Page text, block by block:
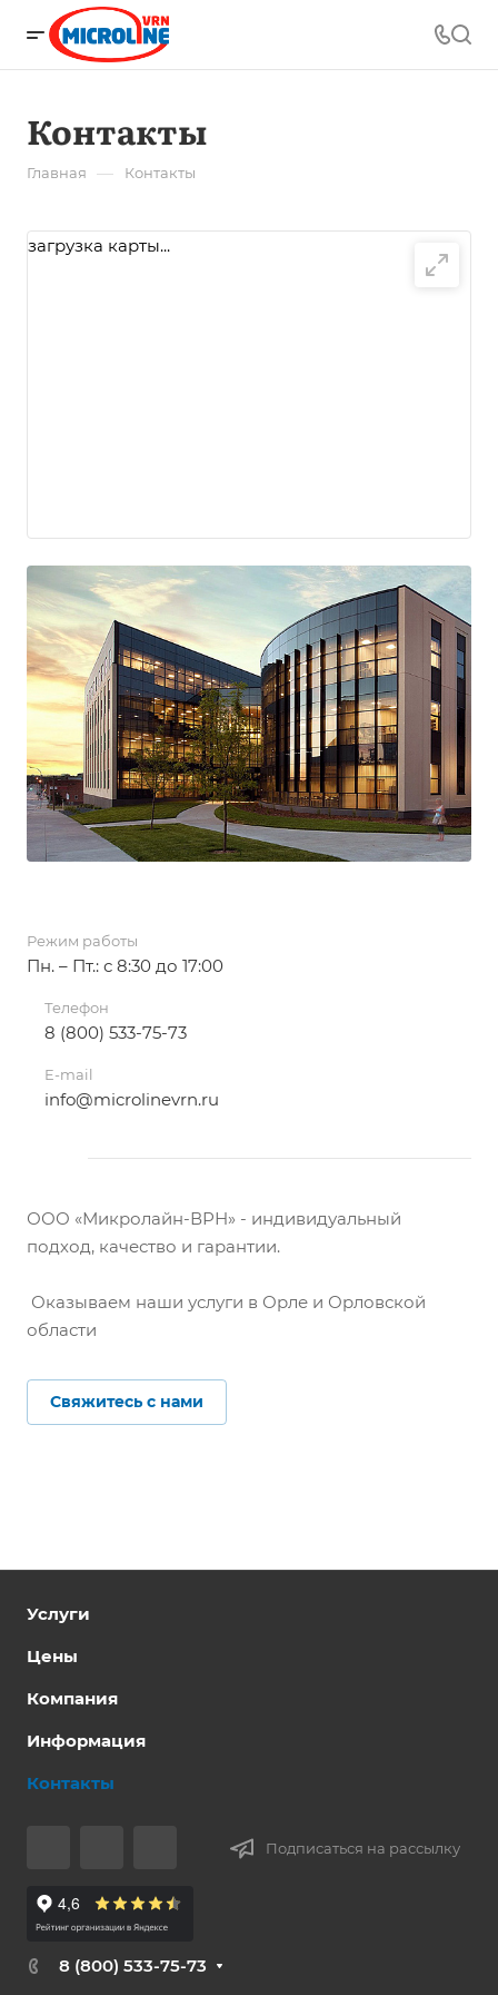
Контакты
Главная — Контакты
Режим работы
Пн. – Пт.: с 8:30 до 17:00
Телефон
8 (800) 533-75-73
E-mail
info@microlinevrn.ru
ООО «Микролайн-ВРН» - индивидуальный
подход, качество и гарантии.
Оказываем наши услуги в Орле и Орловской
области
Свяжитесь с нами
загрузка карты...
Услуги
Цены
Компания
Информация
Контакты
Подписаться на рассылку
8 (800) 533-75-73